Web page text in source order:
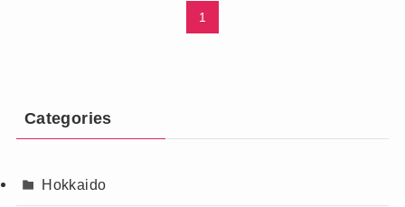
1
Categories
Hokkaido